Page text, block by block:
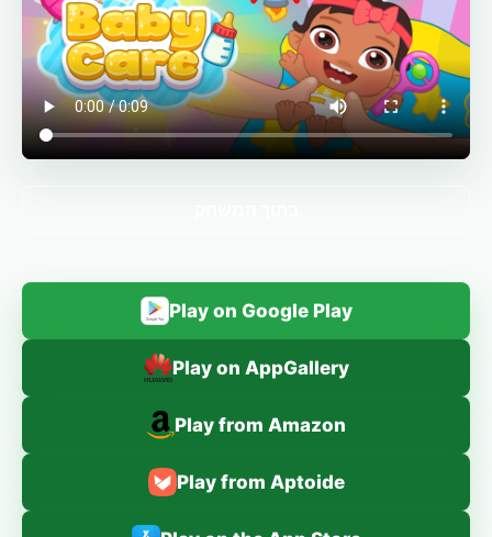
Play on Google Play
Play on AppGallery
Play from Amazon
Play from Aptoide